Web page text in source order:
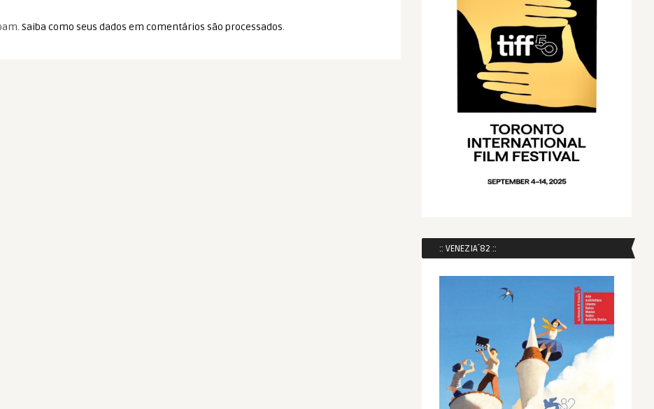
Saiba como seus dados em comentários são processados.
:: VENEZIA´82 ::